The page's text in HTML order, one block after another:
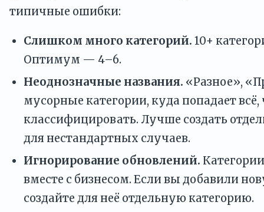
типичные ошибки:
Слишком много категорий. 10+
Оптимум — 4–6.
Неоднозначные названия. «Разное»,
мусорные категории, куда попадает всё,
классифицировать. Лучше создать
для нестандартных случаев.
Игнорирование обновлений.
вместе с бизнесом. Если вы добавили
создайте для неё отдельную категорию.